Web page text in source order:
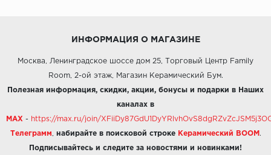
ИНФОРМАЦИЯ О МАГАЗИНЕ
Москва, Ленинградское шоссе дом 25, Торговый Центр Family
Room, 2-ой этаж, Магазин Керамический Бум.
Полезная информация, скидки, акции, бонусы и подарки в Наших
каналах в
MAX - https://max.ru/join/
Телеграмм набирайте в поисковой строке Керамический BOOM .
Подписывайтесь и следите за новостями и новинками!